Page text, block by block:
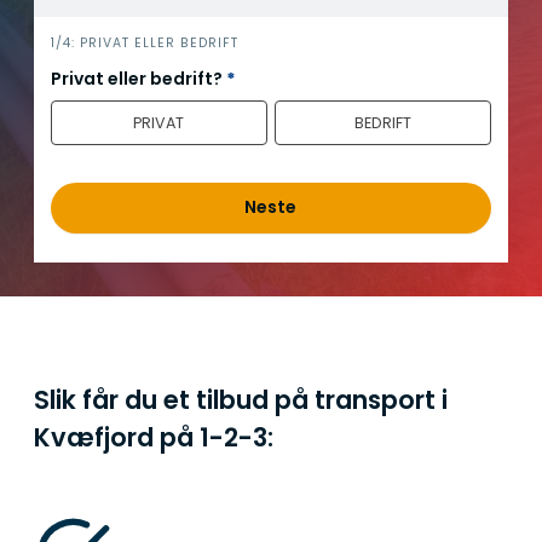
h
e
r
1/4: PRIVAT ELLER BEDRIFT
Privat eller bedrift? *
PRIVAT BEDRIFT
Neste
Slik får du et tilbud på transport i
Kvæfjord på 1-2-3: